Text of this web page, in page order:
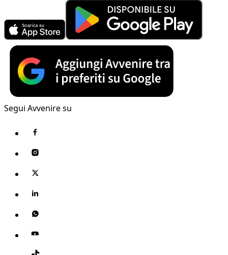
Segui Avvenire su